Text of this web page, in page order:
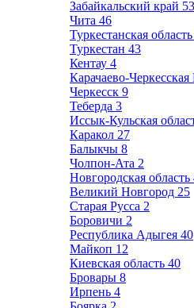
Забайкальский край 53
Чита 46
Туркестанская область
Туркестан 43
Кентау 4
Карачаево-Черкесская
Черкесск 9
Теберда 3
Иссык-Кульская
Каракол 27
Балыкчы 8
Чолпон-Ата 2
Новгородская область
Великий Новгород 25
Старая Русса 2
Боровичи 2
Республика Адыгея 40
Майкоп 12
Киевская область 40
Бровары 8
Ирпень 4